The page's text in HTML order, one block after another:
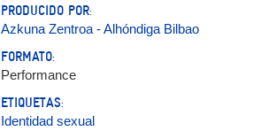
PRODUCIDO POR:
Azkuna Zentroa - Alhóndiga Bilbao
FORMATO:
Performance
ETIQUETAS:
Identidad sexual